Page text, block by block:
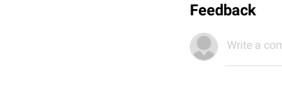
Feedback
Write a